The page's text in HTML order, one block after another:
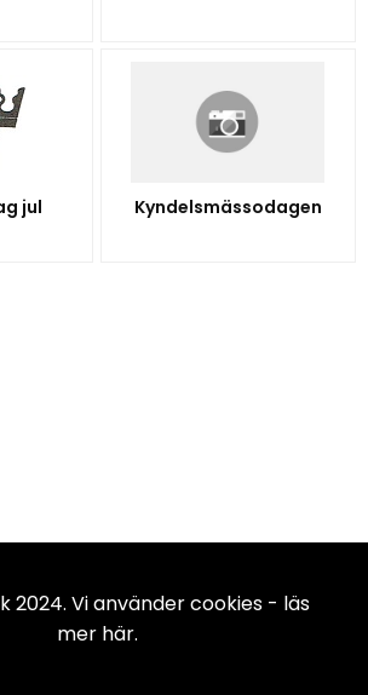
jul Kyndelsmässodagen
2024. Vi använder cookies - läs
mer här.